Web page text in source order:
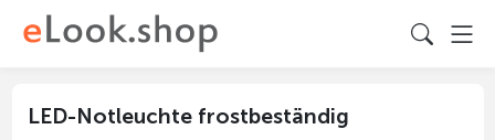
LED-Notleuchte frostbeständig